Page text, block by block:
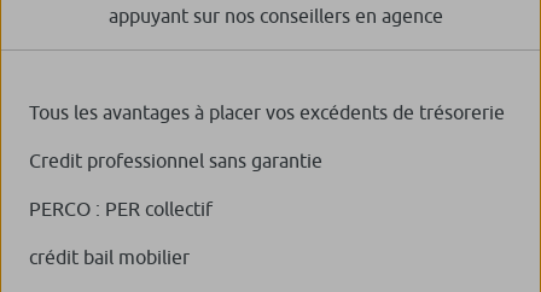
appuyant sur nos conseillers en agence
Tous les avantages à placer vos excédents de trésorerie
Credit professionnel sans garantie
PERCO : PER collectif
crédit bail mobilier